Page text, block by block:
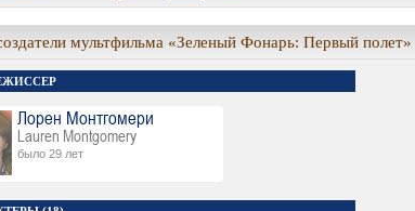
мультфильма «Зеленый Фонарь: Первый полет»
Лорен Монтгомери
Lauren Montgomery
было 29 лет